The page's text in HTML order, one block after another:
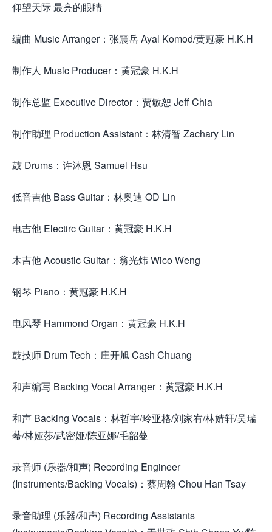
仰望天际 最亮的眼睛
编曲 Music Arranger：张震岳 Ayal Komod/黄冠豪 H.K.H
制作人 Music Producer：黄冠豪 H.K.H
制作总监 Executive Director：贾敏恕 Jeff Chia
制作助理 Production Assistant：林清智 Zachary Lin
鼓 Drums：许沐恩 Samuel Hsu
低音吉他 Bass Guitar：林奥迪 OD Lin
电吉他 Electirc Guitar：黄冠豪 H.K.H
木吉他 Acoustic Guitar：翁光炜 Wico Weng
钢琴 Piano：黄冠豪 H.K.H
电风琴 Hammond Organ：黄冠豪 H.K.H
鼓技师 Drum Tech：庄开旭 Cash Chuang
和声编写 Backing Vocal Arranger：黄冠豪 H.K.H
和声 Backing Vocals：林哲宇/玲亚格/刘家宥/林婧轩/吴瑞
莃/林娅莎/武密娅/陈亚娜/毛韶蔓
录音师 (乐器/和声) Recording Engineer
(Instruments/Backing Vocals)：蔡周翰 Chou Han Tsay
录音助理 (乐器/和声) Recording Assistants